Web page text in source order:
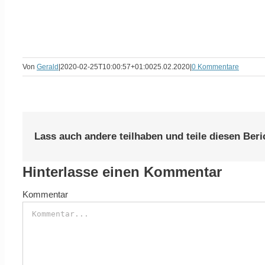
Von Gerald 2020-02-25T10:00:57+01:0025.02.2020 0 Kommentare
Lass auch andere teilhaben und teile diesen
Hinterlasse einen Kommentar
Kommentar